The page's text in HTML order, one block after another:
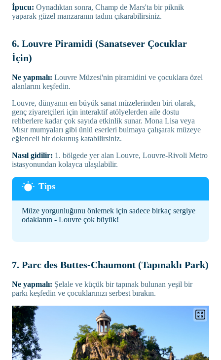
İpucu: Oynadıktan sonra, Champ de Mars'ta bir piknik
yaparak güzel manzaranın tadını çıkarabilirsiniz.
6. Louvre Piramidi (Sanatsever Çocuklar
İçin)
Ne yapmalı: Louvre Müzesi'nin piramidini ve çocuklara özel
alanlarını keşfedin.
Louvre, dünyanın en büyük sanat müzelerinden biri olarak,
genç ziyaretçileri için interaktif atölyelerden aile dostu
rehberlere kadar çok sayıda etkinlik sunar. Mona Lisa veya
Mısır mumyaları gibi ünlü eserleri bulmaya çalışarak müzeye
eğlenceli bir dokunuş katabilirsiniz.
Nasıl gidilir: 1. bölgede yer alan Louvre, Louvre-Rivoli Metro
istasyonundan kolayca ulaşılabilir.
Müze yorgunluğunu önlemek için sadece birkaç sergiye
odaklanın - Louvre çok büyük!
7. Parc des Buttes-Chaumont (Tapınaklı Park)
Ne yapmalı: Şelale ve küçük bir tapınak bulunan yeşil bir
parkı keşfedin ve çocuklarınızı serbest bırakın.